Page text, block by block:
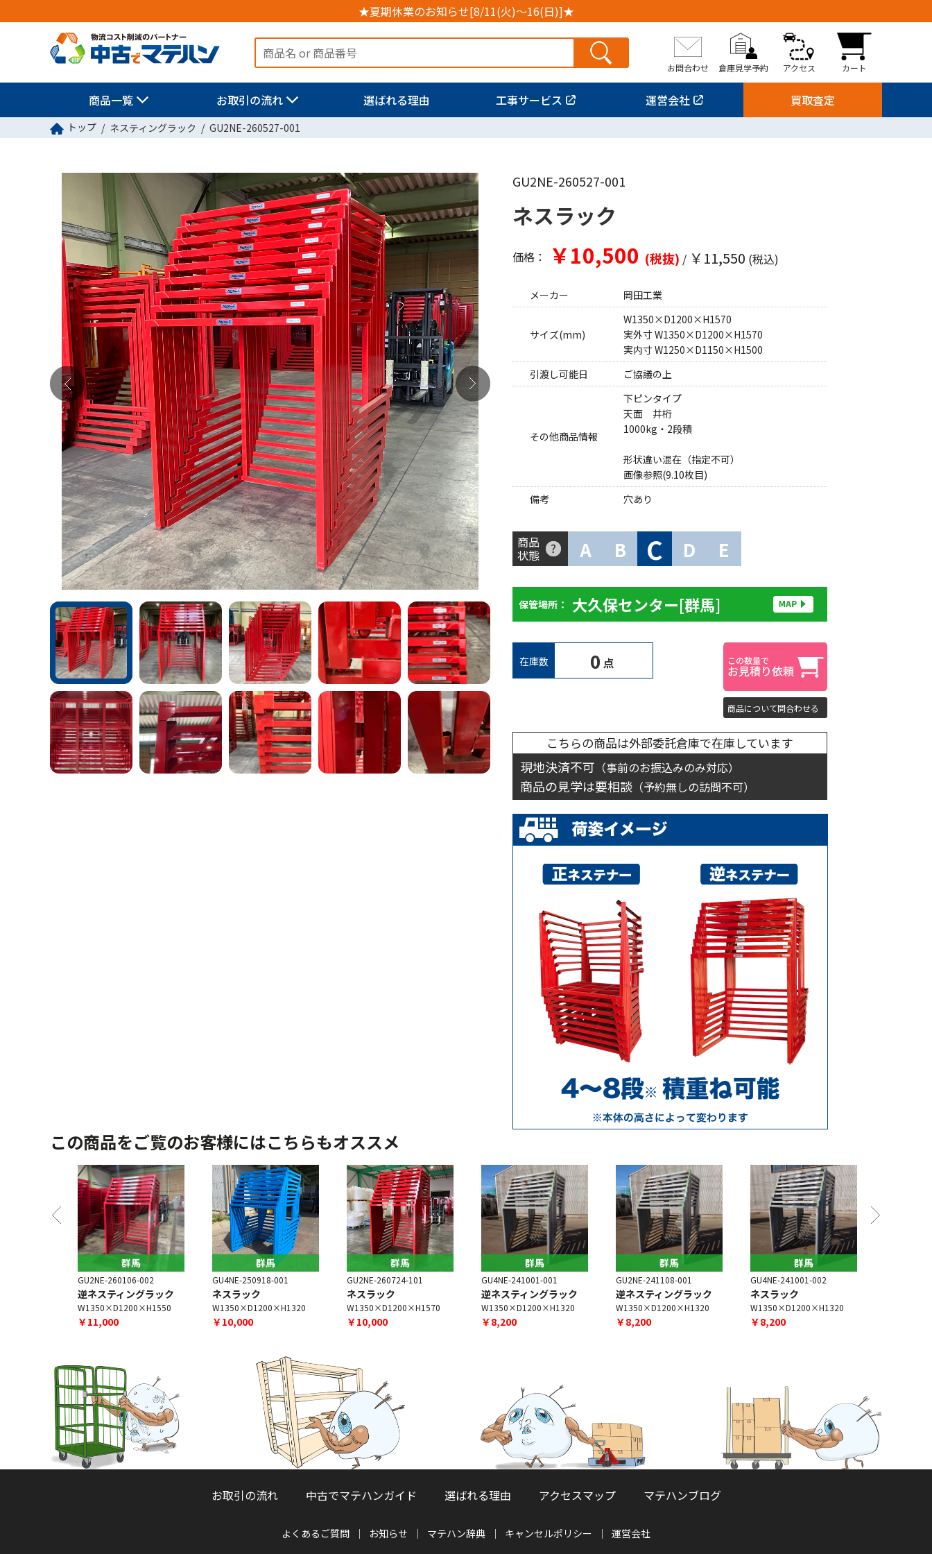
★夏期休業のお知らせ[8/11(火)～16(日)]★
お問合わせ 倉庫見学予約 アクセス カート
商品一覧 お取引の流れ 選ばれる理由 工事サービス 運営会社 買取査定
トップ ネスティングラック GU2NE-260527-001
GU2NE-260527-001
ネスラック
価格： ￥10,500 (税抜) / ￥11,550 (税込)
メーカー 岡田工業
サイズ(mm)
W1350×D1200×H1570
実外寸 W1350×D1200×H1570
実内寸 W1250×D1150×H1500
引渡し可能日
ご協議の上
その他商品情報
下ピンタイプ
天面 井桁
1000kg・2段積
形状違い混在（指定不可）
画像参照(9.10枚目)
備考
穴あり
商品
状態 A B C D E
保管場所： 大久保センター[群馬]
在庫数 0 点
商品について問合わせる
こちらの商品は外部委託倉庫で在庫しています
現地決済不可 （事前のお振込みのみ対応）
商品の見学は要相談 （予約無しの訪問不可）
この商品をご覧のお客様にはこちらもオススメ
群馬
GU2NE-260106-002
逆ネスティングラック
W1350×D1200×H1550
￥11,000
群馬
GU4NE-250918-001
ネスラック
W1350×D1200×H1320
￥10,000
群馬
GU2NE-260724-101
ネスラック
W1350×D1200×H1570
￥10,000
群馬
GU4NE-241001-001
逆ネスティングラック
W1350×D1200×H1320
￥8,200
群馬
GU2NE-241108-001
逆ネスティングラック
W1350×D1200×H1320
￥8,200
群馬
GU4NE-241001-002
ネスラック
W1350×D1200×H1320
￥8,200
お取引の流れ 中古でマテハンガイド 選ばれる理由 アクセスマップ マテハンブログ
よくあるご質問 お知らせ マテハン辞典 キャンセルポリシー 運営会社